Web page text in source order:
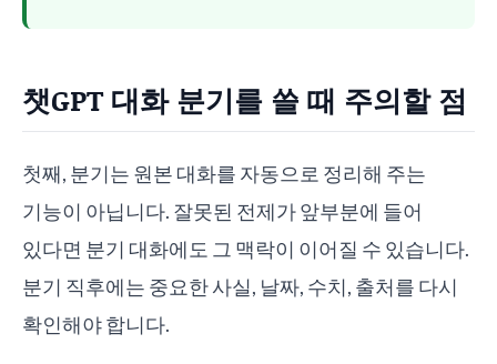
챗GPT 대화 분기를 쓸 때 주의할 점
첫째, 분기는 원본 대화를 자동으로 정리해 주는
기능이 아닙니다. 잘못된 전제가 앞부분에 들어
있다면 분기 대화에도 그 맥락이 이어질 수 있습니다.
분기 직후에는 중요한 사실, 날짜, 수치, 출처를 다시
확인해야 합니다.